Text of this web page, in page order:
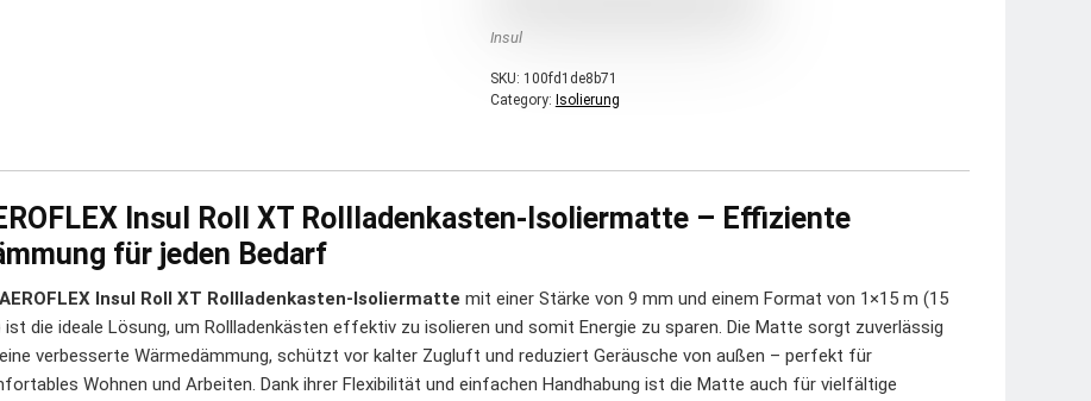
Insul
SKU: 100fd1de8b71
Category: Isolierung
Insul Roll XT Rollladenkasten-Isoliermatte – Effiziente
für jeden Bedarf
AEROFLEX Insul Roll XT Rollladenkasten-Isoliermatte mit einer Stärke von 9 mm und einem Format von 1×15 m (15
ist die ideale Lösung, um Rollladenkästen effektiv zu isolieren und somit Energie zu sparen. Die Matte sorgt zuverlässig
verbesserte Wärmedämmung, schützt vor kalter Zugluft und reduziert Geräusche von außen – perfekt für
Wohnen und Arbeiten. Dank ihrer Flexibilität und einfachen Handhabung ist die Matte auch für vielfältige